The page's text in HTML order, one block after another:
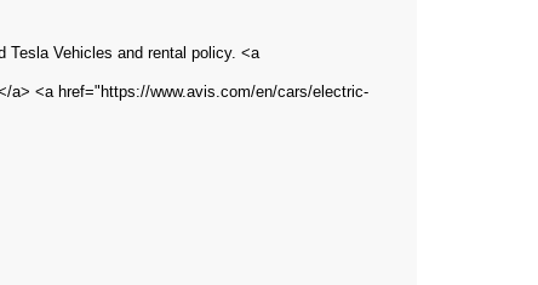
Tesla Vehicles and rental policy. <a
a> <a href="https://www.avis.com/en/cars/electric-